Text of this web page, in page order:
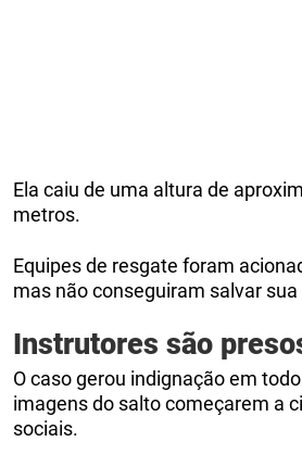
Ela caiu de uma altura de
metros.
Equipes de resgate foram
mas não conseguiram salvar sua
Instrutores são
O caso gerou indignação em
imagens do salto começarem a
sociais.